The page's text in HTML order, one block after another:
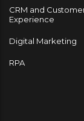
CRM and
Experience
Digital Marketing
RPA